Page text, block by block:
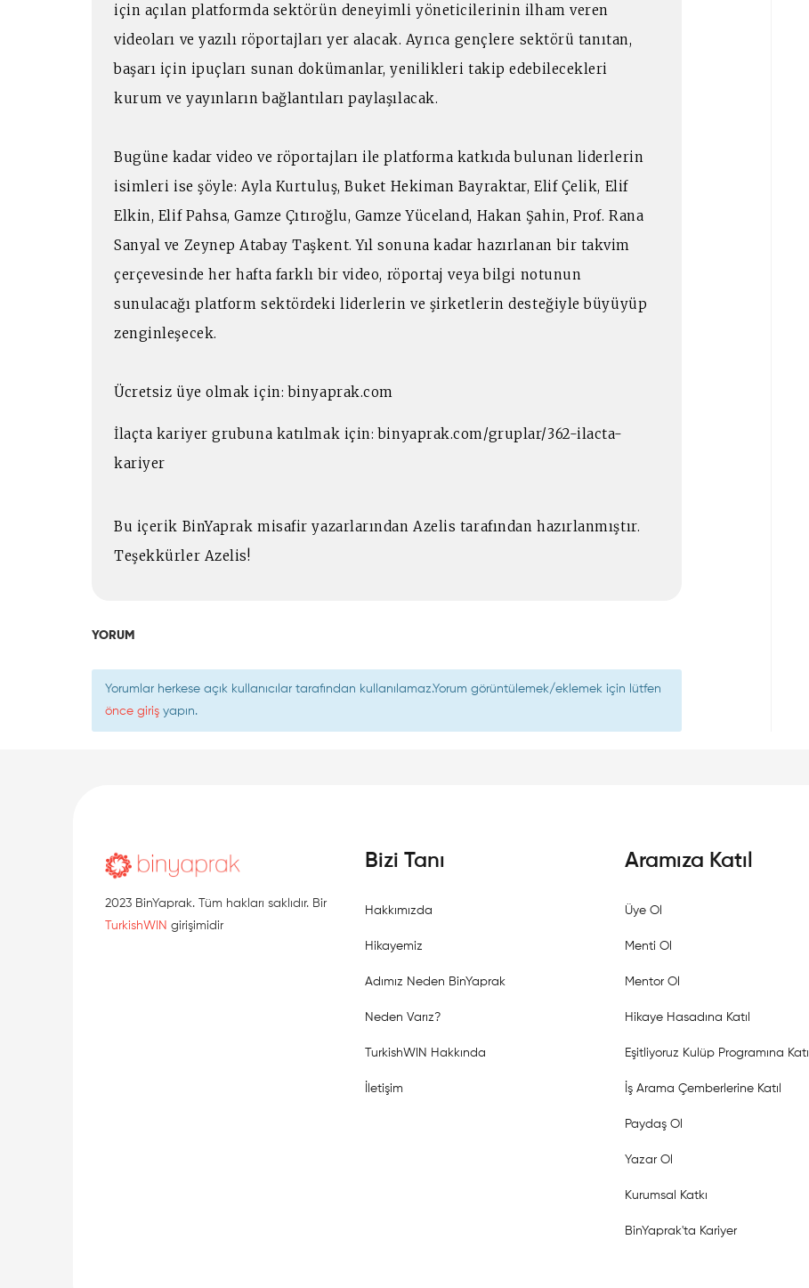
için açılan platformda sektörün deneyimli yöneticilerinin ilham veren
videoları ve yazılı röportajları yer alacak. Ayrıca gençlere sektörü tanıtan,
başarı için ipuçları sunan dokümanlar, yenilikleri takip edebilecekleri
kurum ve yayınların bağlantıları paylaşılacak.
Bugüne kadar video ve röportajları ile platforma katkıda bulunan liderlerin
isimleri ise şöyle: Ayla Kurtuluş, Buket Hekiman Bayraktar, Elif Çelik, Elif
Elkin, Elif Pahsa, Gamze Çıtıroğlu, Gamze Yüceland, Hakan Şahin, Prof. Rana
Sanyal ve Zeynep Atabay Taşkent. Yıl sonuna kadar hazırlanan bir takvim
çerçevesinde her hafta farklı bir video, röportaj veya bilgi notunun
sunulacağı platform sektördeki liderlerin ve şirketlerin desteğiyle büyüyüp
zenginleşecek.
Ücretsiz üye olmak için: binyaprak.com
İlaçta kariyer grubuna katılmak için: binyaprak.com/gruplar/362-ilacta-
kariyer
Bu içerik BinYaprak misafir yazarlarından Azelis tarafından hazırlanmıştır.
Teşekkürler Azelis!
YORUM
Yorumlar herkese açık kullanıcılar tarafından kullanılamaz.Yorum görüntülemek/eklemek için lütfen
önce giriş yapın.
2023 BinYaprak. Tüm hakları saklıdır. Bir
TurkishWIN girişimidir
Bizi Tanı
Hakkımızda
Hikayemiz
Adımız Neden BinYaprak
Neden Varız?
TurkishWIN Hakkında
İletişim
Aramıza Katıl
Üye Ol
Menti Ol
Mentor Ol
Hikaye Hasadına Katıl
Eşitliyoruz Kulüp Programına Katıl
İş Arama Çemberlerine Katıl
Paydaş Ol
Yazar Ol
Kurumsal Katkı
BinYaprak'ta Kariyer